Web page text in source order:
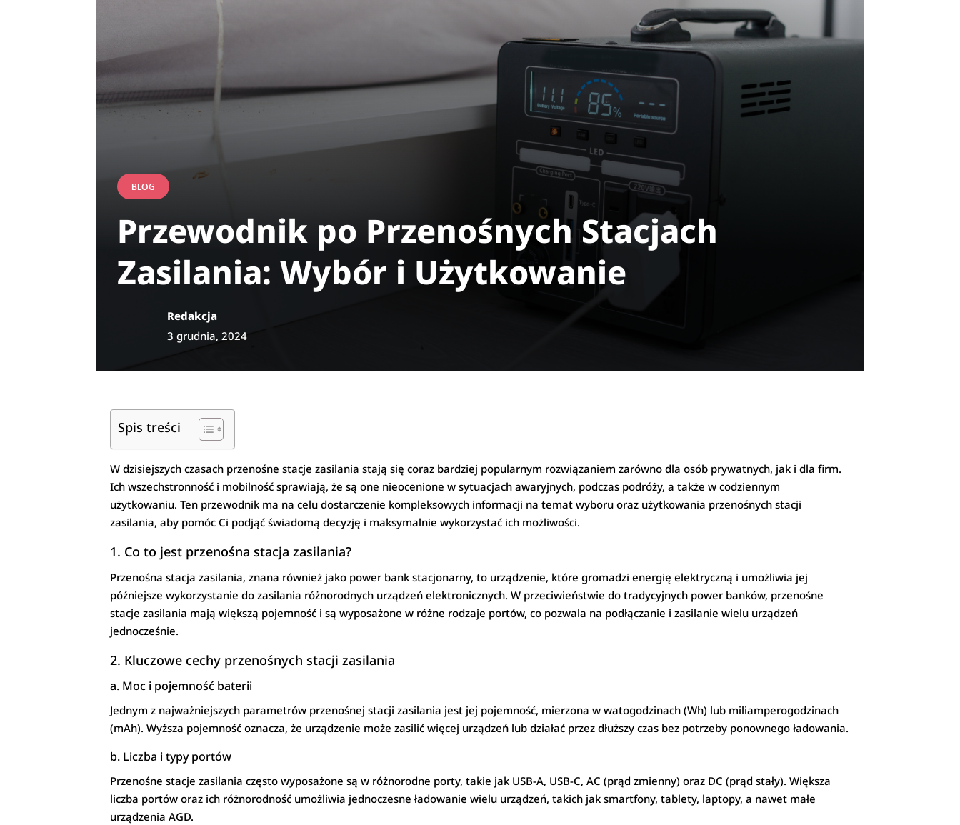
BLOG
Przewodnik po Przenośnych Stacjach
Zasilania: Wybór i Użytkowanie
Redakcja
3 grudnia, 2024
Spis treści
W dzisiejszych czasach przenośne stacje zasilania stają się coraz bardziej popularnym rozwiązaniem zarówno dla osób prywatnych, jak i dla firm.
Ich wszechstronność i mobilność sprawiają, że są one nieocenione w sytuacjach awaryjnych, podczas podróży, a także w codziennym
użytkowaniu. Ten przewodnik ma na celu dostarczenie kompleksowych informacji na temat wyboru oraz użytkowania przenośnych stacji
zasilania, aby pomóc Ci podjąć świadomą decyzję i maksymalnie wykorzystać ich możliwości.
1. Co to jest przenośna stacja zasilania?
Przenośna stacja zasilania, znana również jako power bank stacjonarny, to urządzenie, które gromadzi energię elektryczną i umożliwia jej
późniejsze wykorzystanie do zasilania różnorodnych urządzeń elektronicznych. W przeciwieństwie do tradycyjnych power banków, przenośne
stacje zasilania mają większą pojemność i są wyposażone w różne rodzaje portów, co pozwala na podłączanie i zasilanie wielu urządzeń
jednocześnie.
2. Kluczowe cechy przenośnych stacji zasilania
a. Moc i pojemność baterii
Jednym z najważniejszych parametrów przenośnej stacji zasilania jest jej pojemność, mierzona w watogodzinach (Wh) lub miliamperogodzinach
(mAh). Wyższa pojemność oznacza, że urządzenie może zasilić więcej urządzeń lub działać przez dłuższy czas bez potrzeby ponownego ładowania.
b. Liczba i typy portów
Przenośne stacje zasilania często wyposażone są w różnorodne porty, takie jak USB-A, USB-C, AC (prąd zmienny) oraz DC (prąd stały). Większa
liczba portów oraz ich różnorodność umożliwia jednoczesne ładowanie wielu urządzeń, takich jak smartfony, tablety, laptopy, a nawet małe
urządzenia AGD.